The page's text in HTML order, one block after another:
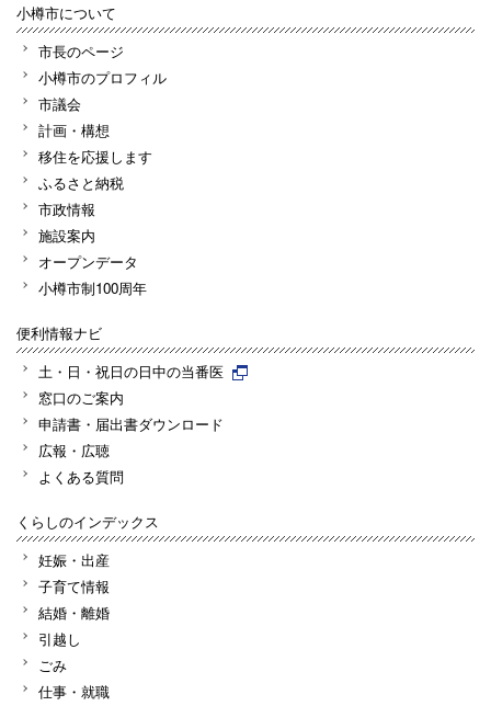
小樽市について
市長のページ
小樽市のプロフィル
市議会
計画・構想
移住を応援します
ふるさと納税
市政情報
施設案内
オープンデータ
小樽市制100周年
便利情報ナビ
土・日・祝日の日中の当番医
窓口のご案内
申請書・届出書ダウンロード
広報・広聴
よくある質問
くらしのインデックス
妊娠・出産
子育て情報
結婚・離婚
引越し
ごみ
仕事・就職